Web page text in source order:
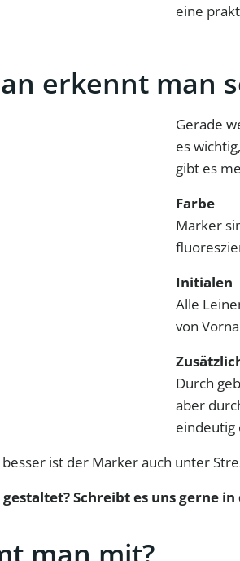
eine
erkennt man
Gerade
es wichtig,
gibt es
Farbe
Marker
Initialen
Alle
von
Durch
aber
eindeutig
ist der Marker auch unter
Schreibt es uns gerne
man mit?